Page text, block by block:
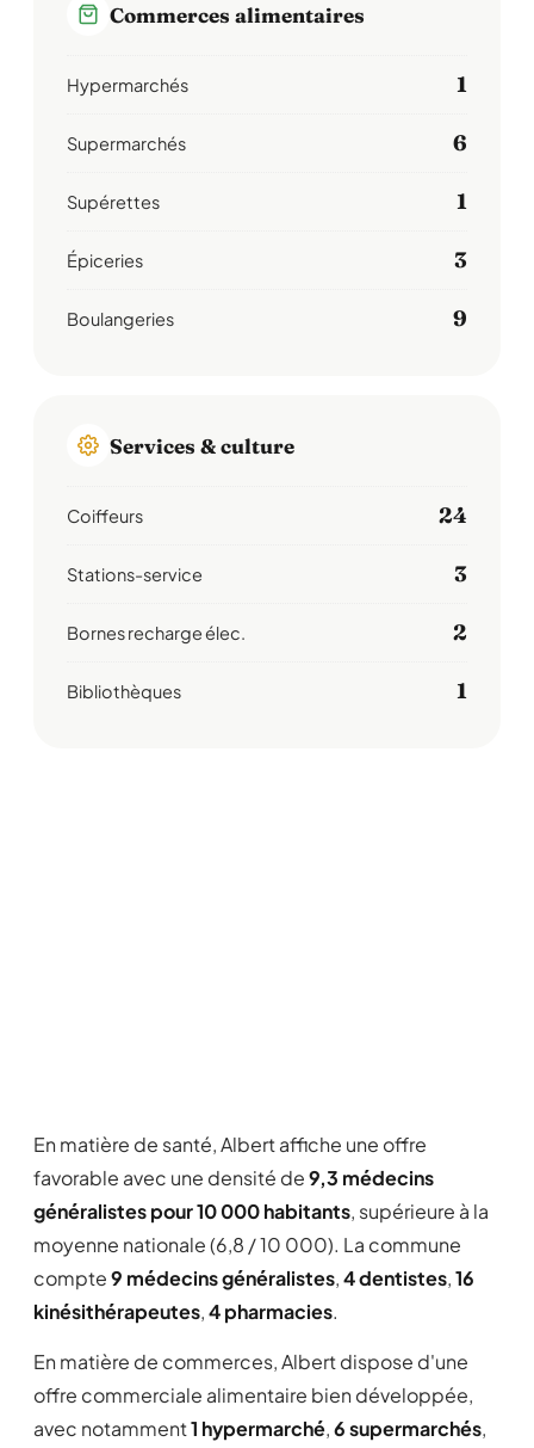
Commerces alimentaires
Hypermarchés 1
Supermarchés 6
Supérettes 1
Épiceries 3
Boulangeries 9
Services & culture
Coiffeurs 24
Stations-service 3
Bornes recharge élec. 2
Bibliothèques 1
En matière de santé, Albert affiche une offre
favorable avec une densité de9,3 médecins
généralistes pour 10 000 habitants, supérieure à la
moyenne nationale (6,8 / 10 000). La commune
compte9 médecins généralistes,4 dentistes,16
kinésithérapeutes,4 pharmacies.
En matière de commerces, Albert dispose d'une
offre commerciale alimentaire bien développée,
avec notamment1 hypermarché,6 supermarchés,